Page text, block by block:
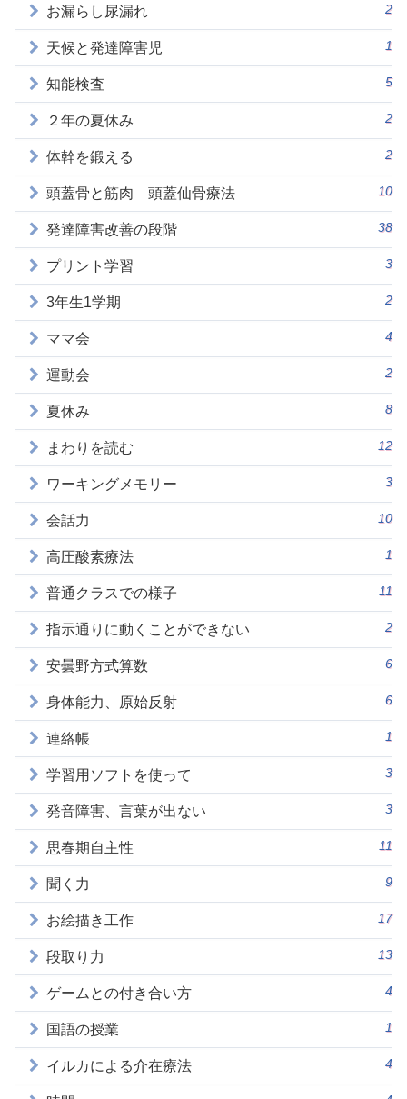
お漏らし尿漏れ 2
天候と発達障害児 1
知能検査 5
２年の夏休み 2
体幹を鍛える 2
頭蓋骨と筋肉 頭蓋仙骨療法 10
発達障害改善の段階 38
プリント学習 3
3年生1学期 2
ママ会 4
運動会 2
夏休み 8
まわりを読む 12
ワーキングメモリー 3
会話力 10
高圧酸素療法 1
普通クラスでの様子 11
指示通りに動くことができない 2
安曇野方式算数 6
身体能力、原始反射 6
連絡帳 1
学習用ソフトを使って 3
発音障害、言葉が出ない 3
思春期自主性 11
聞く力 9
お絵描き工作 17
段取り力 13
ゲームとの付き合い方 4
国語の授業 1
イルカによる介在療法 4